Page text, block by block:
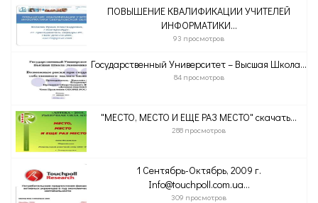
ПОВЫШЕНИЕ КВАЛИФИКАЦИИ УЧИТЕЛЕЙ
ИНФОРМАТИКИ...
93 просмотров
Государственный Университет – Высшая Школа...
84 просмотров
"МЕСТО, МЕСТО И ЕЩЕ РАЗ МЕСТО" скачать...
288 просмотров
1 Сентябрь-Октябрь, 2009 г.
Info@touchpoll.com.ua...
309 просмотров